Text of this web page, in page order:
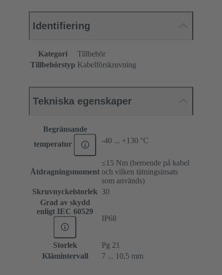
Identifiering
Kategori
Tillbehör
Tillbehörstyp Kabelförskruvning
Tekniska egenskaper
Begränsande
temperatur
-40 ... +130 °C
Åtdragningsmoment
≤15 Nm (beroende på kabel
och vilken tätningsinsats
som används)
Skruvnyckelstorlek 30
Grad av skydd
enligt IEC 60529
IP68
Storlek
Pg 21
Klämintervall
7 ... 10,5 mm